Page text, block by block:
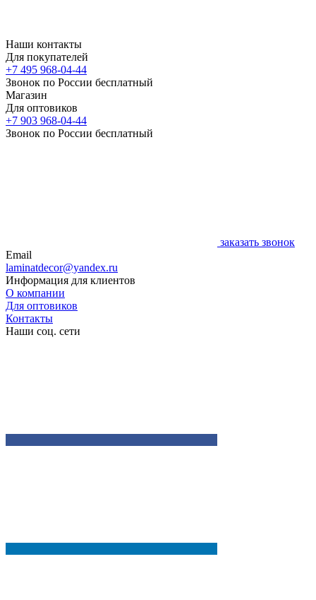
Наши контакты
Для покупателей
+7 495 968-04-44
Звонок по России бесплатный
Магазин
Для оптовиков
+7 903 968-04-44
Звонок по России бесплатный
заказать звонок
Email
laminatdecor@yandex.ru
Информация для клиентов
О компании
Для оптовиков
Контакты
Наши соц. сети